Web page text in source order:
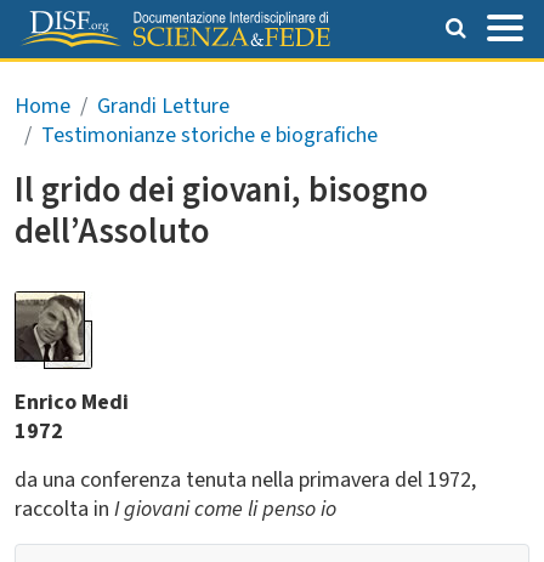
Salta al contenuto principale
Briciole di pane
Home
Grandi Letture
Testimonianze storiche e biografiche
Il grido dei giovani, bisogno
dell’Assoluto
Enrico Medi
1972
da una conferenza tenuta nella primavera del 1972,
raccolta in I giovani come li penso io